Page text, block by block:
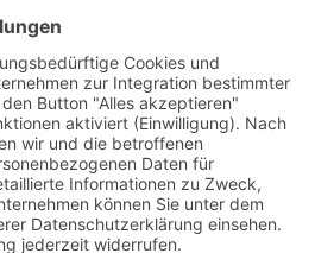
Stadtleitbild Schwäbisch
des Fluglärms,